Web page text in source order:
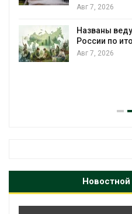
Авг 7, 2026
Названы
России по
Авг 7, 2026